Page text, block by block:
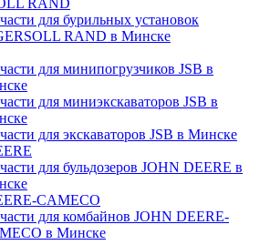
RAND
для бурильных установок
RAND в Минске
для минипогрузчиков JSB в
для миниэкскаваторов JSB в
для экскаваторов JSB в Минске
для бульдозеров JOHN DEERE в
CAMECO
для комбайнов JOHN DEERE-
в Минске